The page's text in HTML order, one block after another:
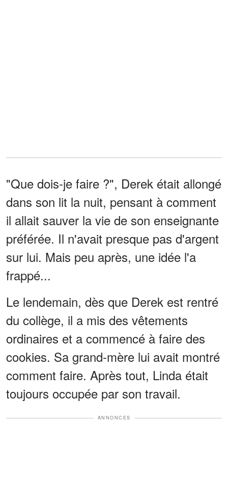
"Que dois-je faire ?", Derek était allongé
dans son lit la nuit, pensant à comment
il allait sauver la vie de son enseignante
préférée. Il n'avait presque pas d'argent
sur lui. Mais peu après, une idée l'a
frappé...
Le lendemain, dès que Derek est rentré
du collège, il a mis des vêtements
ordinaires et a commencé à faire des
cookies. Sa grand-mère lui avait montré
comment faire. Après tout, Linda était
toujours occupée par son travail.
ANNONCES